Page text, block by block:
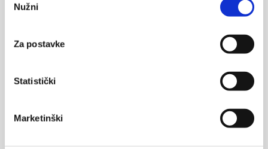
pristanka
Nužni
Za postavke
Statistički
Marketinški